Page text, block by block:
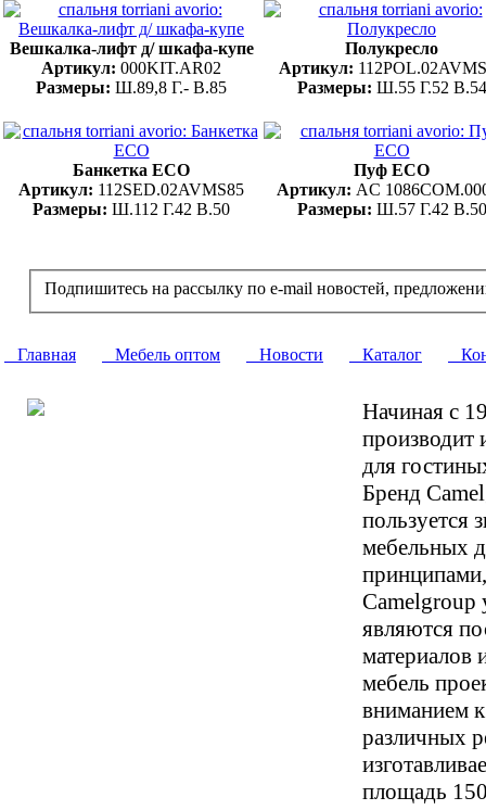
Вешкалка-лифт д/ шкафа-купе
Артикул: 000KIT.AR02
Размеры: Ш.89,8 Г.- В.85
Полукресло
Артикул:
Размеры: Ш.55 Г.52 В.54
Банкетка ECO
Артикул: 112SED.02AVMS85
Размеры: Ш.112 Г.42 В.50
Пуф ECO
Артикул: AC
Размеры: Ш.57 Г.42 В.50
Подпишитесь на рассылку по e-mail новостей,
Главная Мебель оптом Новости Каталог
Начиная с
производит
для
Бренд
пользуется
мебельных
Camelgroup
являются
материалов
мебель
вниманием
различных
площадь